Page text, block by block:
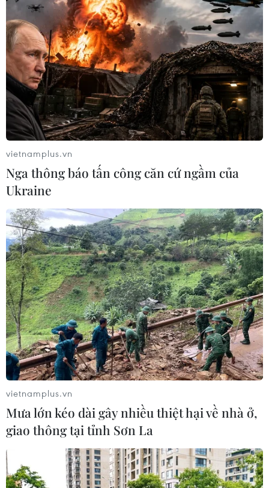
vietnamplus.vn
Nga thông báo tấn công căn cứ ngầm của
Ukraine
vietnamplus.vn
Mưa lớn kéo dài gây nhiều thiệt hại về nhà ở,
giao thông tại tỉnh Sơn La